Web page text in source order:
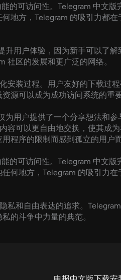
的可访问性。Telegram 中文版
地方，Telegram 的吸引力都在
升用户体验，因为新手可以了解
社区的发展和更广泛的网络。
安装过程。用户友好的下载过
源可以成为成功访问系统的重要
为用户提供了一个分享想法和参
容可以更自由地交换，使其成
程序的限制而感到孤立的用户而
的可访问性。Telegram 中文版
何地方，Telegram 的吸引力在
私和自由表达的追求。
的斗争中力量的典范。